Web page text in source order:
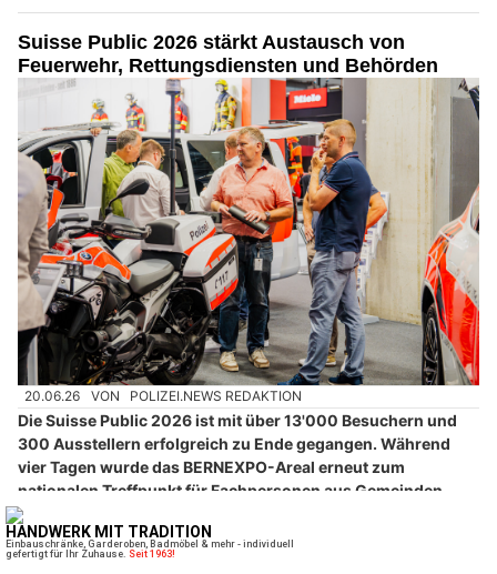
Suisse Public 2026 stärkt Austausch von
Feuerwehr, Rettungsdiensten und Behörden
20.06.26 VON POLIZEI.NEWS REDAKTION
Die Suisse Public 2026 ist mit über 13'000 Besuchern und
300 Ausstellern erfolgreich zu Ende gegangen. Während
vier Tagen wurde das BERNEXPO-Areal erneut zum
nationalen Treffpunkt für Fachpersonen aus Gemeinden,
Städten, Kantonen, Einsatzorganisationen und der Industrie.
Die Fachmesse bestätigte ihre Rolle als zentrale Plattform für